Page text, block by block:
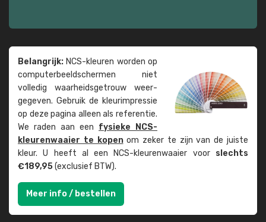
Belangrijk: NCS-kleuren worden op
computer­beeld­schermen niet
volledig waarheids­­getrouw weer­
gegeven. Gebruik de kleur­impressie
op deze pagina alleen als referentie.
We raden aan een fysieke NCS-
kleuren­waaier te kopenom zeker te zijn van de juiste
kleur. U heeft al een NCS-kleuren­waaier voor slechts
€189,95(exclusief BTW).
Meer info / bestellen